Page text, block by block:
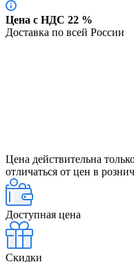
Цена с НДС 22 %
Доставка по всей России
Цена действительна
отличаться от цен в
Доступная цена
Скидки